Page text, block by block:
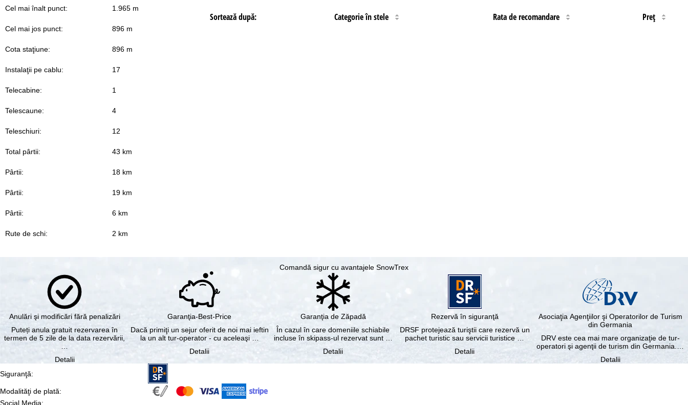
Cel mai înalt punct: 1.965 m
Cel mai jos punct: 896 m
Cota staţiune: 896 m
Instalaţii pe cablu: 17
Telecabine: 1
Telescaune: 4
Teleschiuri: 12
Total pârtii: 43 km
Pârtii: 18 km
Pârtii: 19 km
Pârtii: 6 km
Rute de schi: 2 km
Sortează după: Categorie în stele Rata de recomandare Preţ
Comandă sigur cu avantajele SnowTrex
Anulări şi modificări fără penalizări
Puteți anula gratuit rezervarea în
termen de 5 zile de la data rezervării,
Detalii
Garanţia-Best-Price
Dacă primiţi un sejur oferit de noi mai ieftin
la un alt tur-operator - cu aceleaşi …
Detalii
Garanţia de Zăpadă
În cazul în care domeniile schiabile
incluse în skipass-ul rezervat sunt …
Detalii
Rezervă în siguranţă
DRSF protejează turiştii care rezervă un
pachet turistic sau servicii turistice …
Detalii
Asociaţia Agenţiilor şi Operatorilor de Turism
din Germania
DRV este cea mai mare organizaţie de tur-
operatori şi agenţii de turism din Germania.…
Detalii
Siguranţă:
Modalităţi de plată:
Social Media: